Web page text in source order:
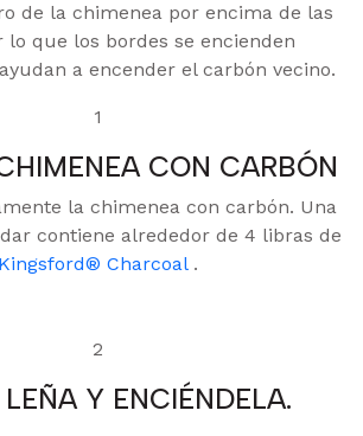
de la chimenea por encima de las
lo que los bordes se encienden
a encender el carbón vecino.
1
CON CARBÓN
la chimenea con carbón. Una
contiene alrededor de 4 libras de
Kingsford® Charcoal.
2
Y ENCIÉNDELA.